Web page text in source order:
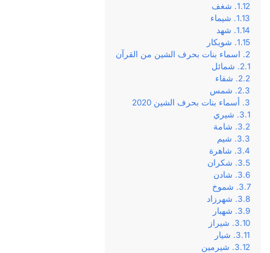
شغف
شيماء
شهد
شويكار
اسماء بنات بحرف الشين من القرآن
شمائل
شفاء
شمس
أسماء بنات بحرف الشين 2020
شيري
شامة
شيم
شاهرة
شكران
شادن
شموخ
شهرزاد
شهبار
شيراز
شيار
شيرمين